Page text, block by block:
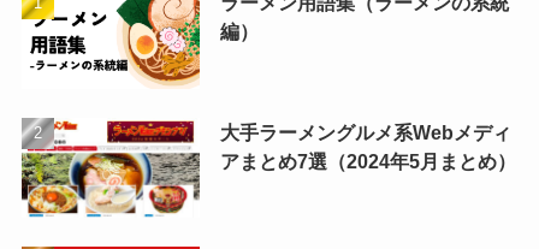
編）
大手ラーメングルメ系Webメディ
アまとめ7選（2024年5月まとめ）